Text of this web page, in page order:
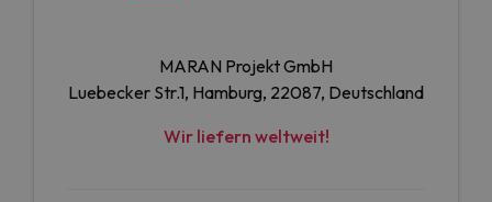
MARAN Projekt GmbH
Luebecker Str.1, Hamburg, 22087, Deutschland
Wir liefern weltweit!